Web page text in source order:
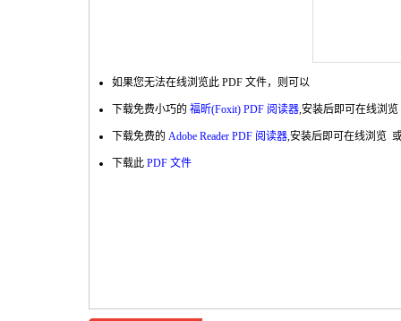
如果您无法在线浏览此 PDF 文件，则可以
下载免费小巧的 福昕(Foxit) PDF 阅读器,安装后即可在线浏
下载免费的 Adobe Reader PDF 阅读器,安装后即可在线浏览
下载此 PDF 文件